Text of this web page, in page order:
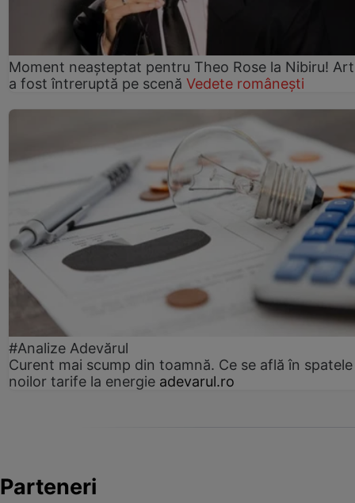
Moment neașteptat pentru Theo Rose la Nibiru!
a fost întreruptă pe scenă Vedete românești
#Analize Adevărul
Curent mai scump din toamnă. Ce se află în spatele
noilor tarife la energie adevarul.ro
Parteneri